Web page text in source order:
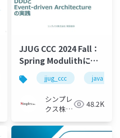
JJUG CCC 2024 Fall：
Spring Modulithによ
るDDDとEvent-driven
Architectureの実践
jjug_ccc java
シンプレ
クス株式
48.2K